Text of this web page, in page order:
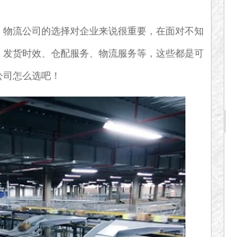
流公司的选择对企业来说很重要，在面对不知
货时效、仓配服务、物流服务等，这些都是可
怎么选吧！